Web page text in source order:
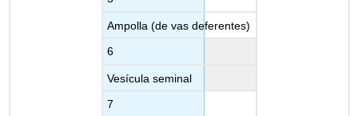
Ampolla (de vas deferentes)
6
Vesícula seminal
7